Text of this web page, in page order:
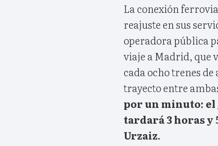
La conexión
reajuste en sus
operadora pública
viaje a Madrid, que
cada ocho trenes
trayecto entre
por un minuto: el
tardará 3 horas y
Urzaiz.